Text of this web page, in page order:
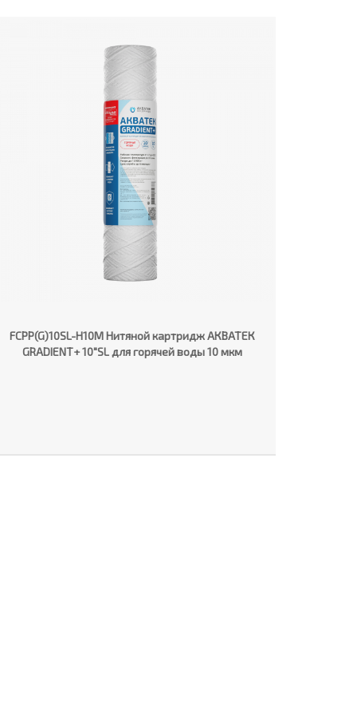
FCPP(G)10SL-H10M Нитяной картридж АКВАТЕК
GRADIENT+ 10"SL для горячей воды 10 мкм